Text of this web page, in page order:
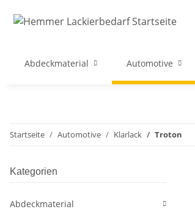
Abdeckmaterial Automotive
Startseite Automotive Klarlack Troton
Kategorien
Abdeckmaterial